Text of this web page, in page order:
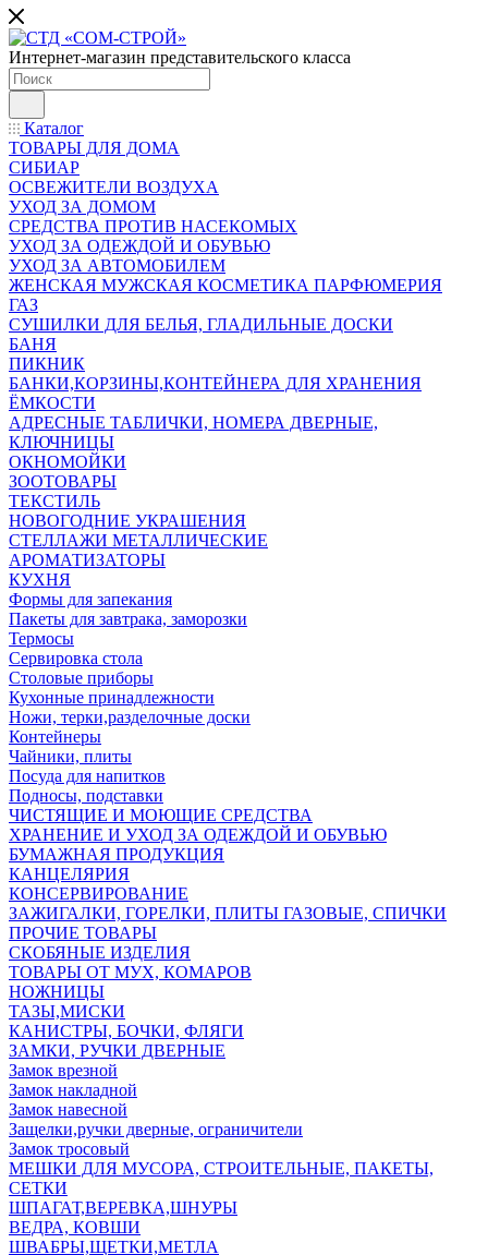
Интернет-магазин представительского класса
Каталог
ТОВАРЫ ДЛЯ ДОМА
СИБИАР
ОСВЕЖИТЕЛИ ВОЗДУХА
УХОД ЗА ДОМОМ
СРЕДСТВА ПРОТИВ НАСЕКОМЫХ
УХОД ЗА ОДЕЖДОЙ И ОБУВЬЮ
УХОД ЗА АВТОМОБИЛЕМ
ЖЕНСКАЯ МУЖСКАЯ КОСМЕТИКА ПАРФЮМЕРИЯ
ГАЗ
СУШИЛКИ ДЛЯ БЕЛЬЯ, ГЛАДИЛЬНЫЕ ДОСКИ
БАНЯ
ПИКНИК
БАНКИ,КОРЗИНЫ,КОНТЕЙНЕРА ДЛЯ ХРАНЕНИЯ
ЁМКОСТИ
АДРЕСНЫЕ ТАБЛИЧКИ, НОМЕРА ДВЕРНЫЕ,
КЛЮЧНИЦЫ
ОКНОМОЙКИ
ЗООТОВАРЫ
ТЕКСТИЛЬ
НОВОГОДНИЕ УКРАШЕНИЯ
СТЕЛЛАЖИ МЕТАЛЛИЧЕСКИЕ
АРОМАТИЗАТОРЫ
КУХНЯ
Формы для запекания
Пакеты для завтрака, заморозки
Термосы
Сервировка стола
Столовые приборы
Кухонные принадлежности
Ножи, терки,разделочные доски
Контейнеры
Чайники, плиты
Посуда для напитков
Подносы, подставки
ЧИСТЯЩИЕ И МОЮЩИЕ СРЕДСТВА
ХРАНЕНИЕ И УХОД ЗА ОДЕЖДОЙ И ОБУВЬЮ
БУМАЖНАЯ ПРОДУКЦИЯ
КАНЦЕЛЯРИЯ
КОНСЕРВИРОВАНИЕ
ЗАЖИГАЛКИ, ГОРЕЛКИ, ПЛИТЫ ГАЗОВЫЕ, СПИЧКИ
ПРОЧИЕ ТОВАРЫ
СКОБЯНЫЕ ИЗДЕЛИЯ
ТОВАРЫ ОТ МУХ, КОМАРОВ
НОЖНИЦЫ
ТАЗЫ,МИСКИ
КАНИСТРЫ, БОЧКИ, ФЛЯГИ
ЗАМКИ, РУЧКИ ДВЕРНЫЕ
Замок врезной
Замок накладной
Замок навесной
Защелки,ручки дверные, ограничители
Замок тросовый
МЕШКИ ДЛЯ МУСОРА, СТРОИТЕЛЬНЫЕ, ПАКЕТЫ,
СЕТКИ
ШПАГАТ,ВЕРЕВКА,ШНУРЫ
ВЕДРА, КОВШИ
ШВАБРЫ,ЩЕТКИ,МЕТЛА